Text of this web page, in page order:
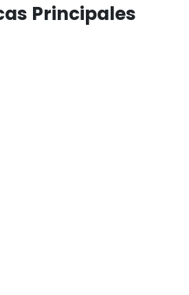
Principales